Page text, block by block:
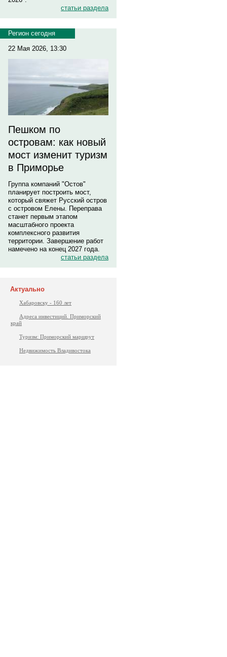
статьи раздела
Регион сегодня
22 Мая 2026, 13:30
Пешком по
островам: как новый
мост изменит туризм
в Приморье
Группа компаний "Остов"
планирует построить мост,
который свяжет Русский остров
с островом Елены. Переправа
станет первым этапом
масштабного проекта
комплексного развития
территории. Завершение работ
намечено на конец 2027 года.
статьи раздела
Актуально
Хабаровску - 160 лет
Адреса инвестиций. Приморский
край
Туризм: Приморский маршрут
Недвижимость Владивостока